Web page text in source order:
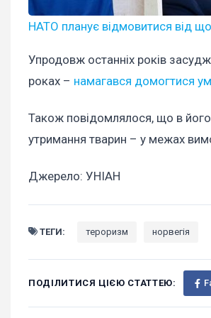
НАТО планує відмовитися від
Упродовж останніх років
роках – намагався домогтися
Також повідомлялося, що в його
утримання тварин – у межах
Джерело: УНІАН
ТЕГИ: тероризм норвегія
ПОДІЛИТИСЯ ЦІЄЮ СТАТТЕЮ: